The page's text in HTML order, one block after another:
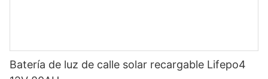
Batería de luz de calle solar recargable Lifepo4